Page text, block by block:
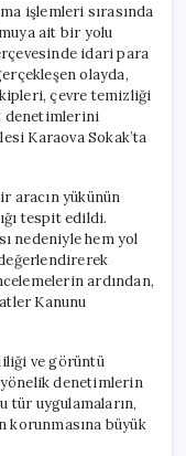
Yüklenici
Cezalandırıldı
için
işlemleri sırasında
ait bir yolu
idari para
olayda,
çevre temizliği
denetimlerini
Karaova Sokak’ta
aracın yükünün
tespit edildi.
nedeniyle hem yol
ardından,
Kanunu
ve görüntü
denetimlerin
tür uygulamaların,
korunmasına büyük